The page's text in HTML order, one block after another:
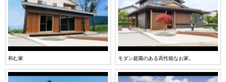
和む家 モダン庭園のある高性能なお家。